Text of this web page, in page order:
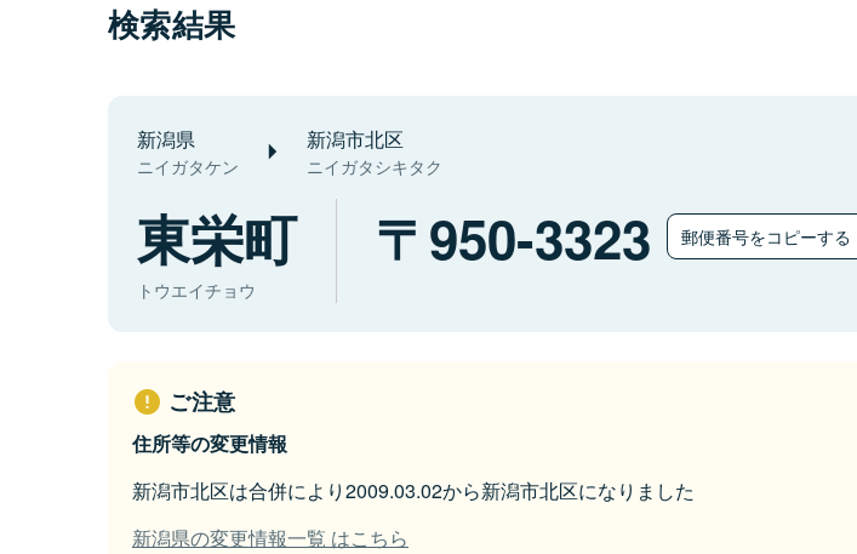
検索結果
新潟県
ニイガタケン
新潟市北区
ニイガタシキタク
東栄町
トウエイチョウ
950-3323 郵便番号をコピーする
ご注意
住所等の変更情報
新潟市北区は合併により2009.03.02から新潟市北区になりました
新潟県の変更情報一覧 はこちら